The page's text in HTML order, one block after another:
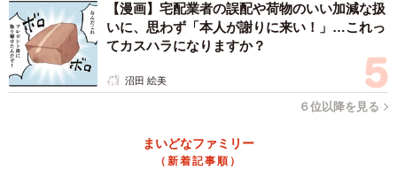
【漫画】宅配業者の誤配や荷物のいい加減な扱
いに、思わず「本人が謝りに来い！」…これっ
てカスハラになりますか？
沼田 絵美
６位以降を見る
まいどなファミリー
（新着記事順）